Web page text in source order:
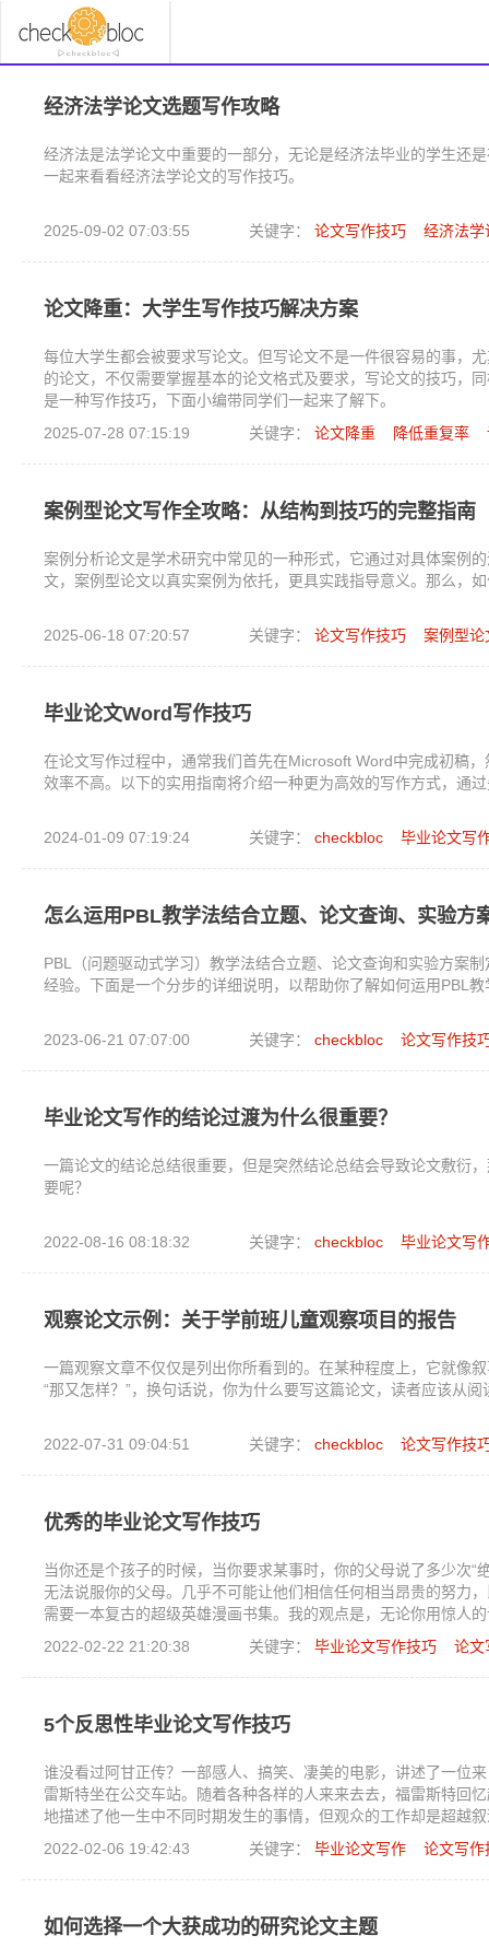
经济法学论文选题写作攻略
经济法是法学论文中重要的一部分，无论是经济法毕业的学生还
一起来看看经济法学论文的写作技巧。
2025-09-02 07:03:55 关键字： 论文写作技巧 经济法学
论文降重：大学生写作技巧解决方案
每位大学生都会被要求写论文。但写论文不是一件很容易的事，
的论文，不仅需要掌握基本的论文格式及要求，写论文的技巧，
是一种写作技巧，下面小编带同学们一起来了解下。
2025-07-28 07:15:19
关键字： 论文降重 降低重复率
案例型论文写作全攻略：从结构到技巧的完整指南
案例分析论文是学术研究中常见的一种形式，它通过对具体案例
文，案例型论文以真实案例为依托，更具实践指导意义。那么，
2025-06-18 07:20:57 关键字： 论文写作技巧 案例型论
毕业论文Word写作技巧
在论文写作过程中，通常我们首先在Microsoft Word中完成初稿
效率不高。以下的实用指南将介绍一种更为高效的写作方式，通
2024-01-09 07:19:24 关键字： checkbloc 毕业论文写
怎么运用PBL教学法结合立题、论文查询、实验方
PBL（问题驱动式学习）教学法结合立题、论文查询和实验方案
经验。下面是一个分步的详细说明，以帮助你了解如何运用PBL
2023-06-21 07:07:00 关键字： checkbloc 论文写作技
毕业论文写作的结论过渡为什么很重要？
一篇论文的结论总结很重要，但是突然结论总结会导致论文敷衍
要呢？
2022-08-16 08:18:32 关键字： checkbloc 毕业论文写
观察论文示例：关于学前班儿童观察项目的报告
一篇观察文章不仅仅是列出你所看到的。在某种程度上，它就像
“那又怎样？”，换句话说，你为什么要写这篇论文，读者应该从阅
2022-07-31 09:04:51 关键字： checkbloc 论文写作技
优秀的毕业论文写作技巧
当你还是个孩子的时候，当你要求某事时，你的父母说了多少次
无法说服你的父母。几乎不可能让他们相信任何相当昂贵的努力
需要一本复古的超级英雄漫画书集。我的观点是，无论你用惊人
技巧。为了有说服力地写作，你只需要将你的说服力转移到书面
写作技巧。
2022-02-22 21:20:38 关键字： 毕业论文写作技巧 论文
5个反思性毕业论文写作技巧
谁没看过阿甘正传？一部感人、搞笑、凄美的电影，讲述了一位
雷斯特坐在公交车站。随着各种各样的人来来去去，福雷斯特回
地描述了他一生中不同时期发生的事情，但观众的工作却是超越
就，并就他们教给我们的有关成功、社会观念和一般生活的内容
结合起来，你就会得到一篇反思性文章的电影版。
2022-02-06 19:42:43 关键字： 毕业论文写作 论文写作
如何选择一个大获成功的研究论文主题